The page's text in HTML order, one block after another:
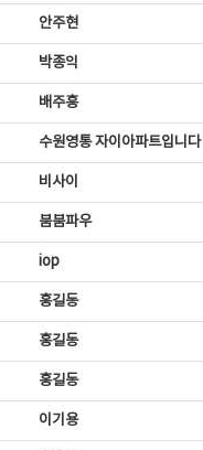
안주현
박종익
배주흥
수원영통 자이아파트입니다
비사이
붐붐파우
iop
홍길동
홍길동
홍길동
이기용